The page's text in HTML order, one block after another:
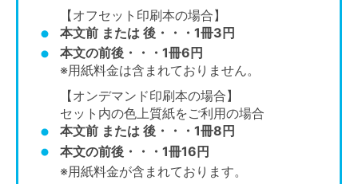
【オフセット印刷本の場合】
本文前 または 後・・・1冊3円
本文の前後・・・1冊6円
※用紙料金は含まれておりません。
【オンデマンド印刷本の場合】
セット内の色上質紙をご利用の場合
本文前 または 後・・・1冊8円
本文の前後・・・1冊16円
※用紙料金が含まれております。